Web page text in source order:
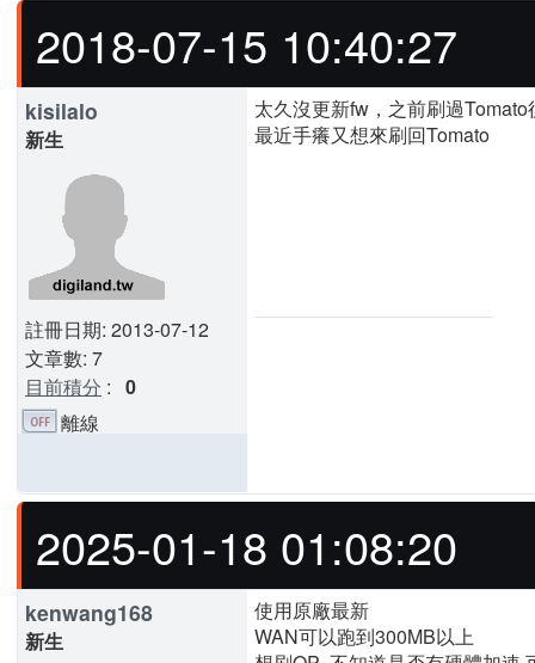
2018-07-15 10:40:27
kisilalo
新生
註冊日期: 2013-07-12
文章數: 7
目前積分 : 0
太久沒更新fw，之前刷過
最近手癢又想來刷回Tomato
離線
2025-01-18 01:08:20
kenwang168
新生
使用原廠最新
WAN可以跑到300MB以上